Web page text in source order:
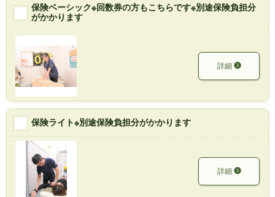
保険ベーシック※回数券の方もこちらです※別途保険負担分
がかかります
詳細
保険ライト※別途保険負担分がかかります
詳細